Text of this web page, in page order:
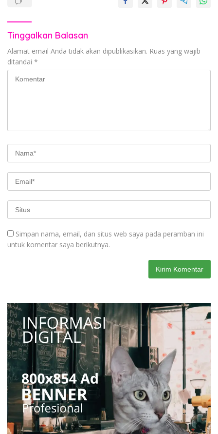
Tinggalkan Balasan
Alamat email Anda tidak akan dipublikasikan. Ruas yang wajib
ditandai *
Simpan nama, email, dan situs web saya pada peramban ini
untuk komentar saya berikutnya.